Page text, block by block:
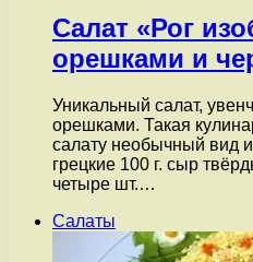
Салат «Рог
орешками и
Уникальный салат,
орешками. Такая
салату необычный вид
грецкие 100 г. сыр
четыре шт.…
Салаты